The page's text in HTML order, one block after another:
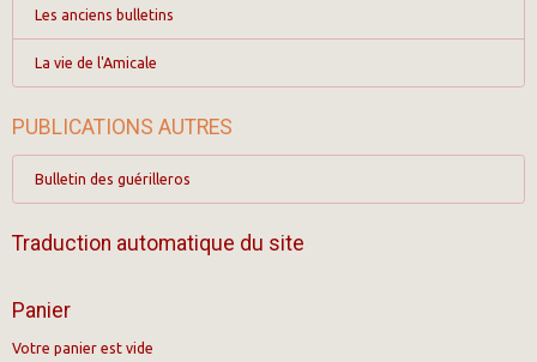
Les anciens bulletins
La vie de l'Amicale
PUBLICATIONS AUTRES
Bulletin des guérilleros
Traduction automatique du site
Panier
Votre panier est vide